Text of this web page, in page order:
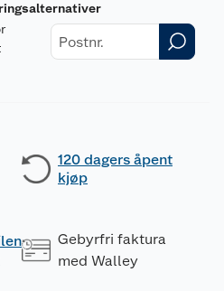
120 dagers åpent
kjøp
Gebyrfri faktura
med Walley